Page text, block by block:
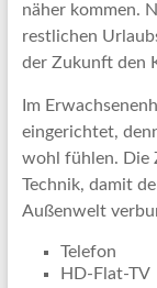
näher kommen.
restlichen
der Zukunft den
Im
eingerichtet,
wohl fühlen. Die
Technik, damit
Außenwelt
Telefon
HD-Flat-TV